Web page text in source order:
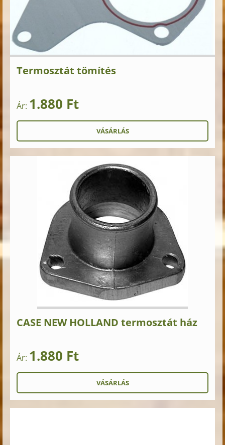
Termosztát tömítés
Ár: 1.880 Ft
CASE NEW HOLLAND termosztát ház
Ár: 1.880 Ft